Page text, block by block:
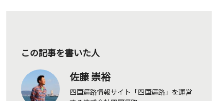
この記事を書いた人
佐藤 崇裕
四国遍路情報サイト「四国遍路」を運営